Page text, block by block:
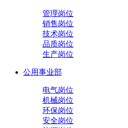
管理岗位
销售岗位
技术岗位
品质岗位
生产岗位
公用事业部
电气岗位
机械岗位
环保岗位
安全岗位